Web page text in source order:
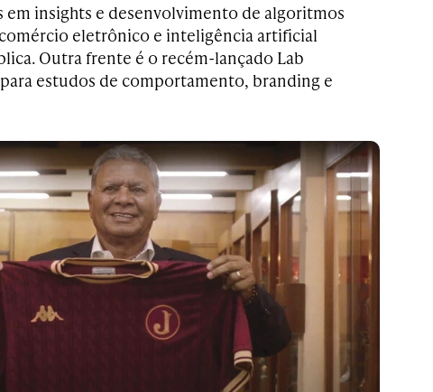
insights e desenvolvimento de algoritmos
eletrônico e inteligência artificial
Outra frente é o recém-lançado Lab
estudos de comportamento, branding e